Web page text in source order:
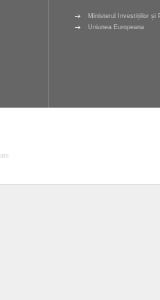
Ministerul Investițiilor și
Uniunea Europeana